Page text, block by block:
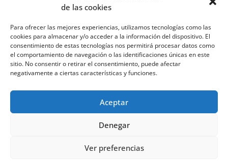
de las cookies
Para ofrecer las mejores experiencias, utilizamos tecnologías como las
cookies para almacenar y/o acceder a la información del dispositivo. El
consentimiento de estas tecnologías nos permitirá procesar datos como
el comportamiento de navegación o las identificaciones únicas en este
sitio. No consentir o retirar el consentimiento, puede afectar
negativamente a ciertas características y funciones.
Aceptar
Denegar
Ver preferencias
COLABORA
Añadir Evento